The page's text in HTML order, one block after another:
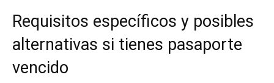
Requisitos específicos y posibles
alternativas si tienes pasaporte
vencido